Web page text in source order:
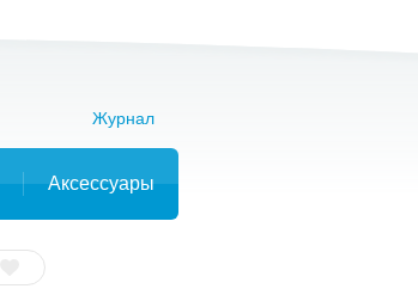
Журнал
Аксессуары